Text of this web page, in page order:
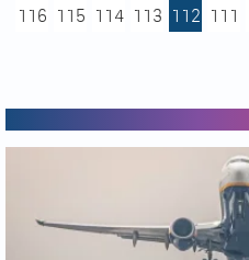
111
112
113
114
115
116